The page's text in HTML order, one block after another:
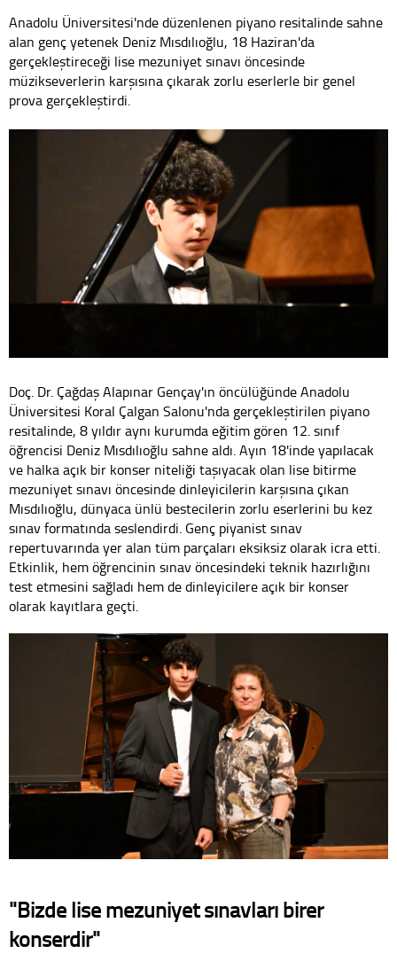
Anadolu Üniversitesi'nde düzenlenen piyano resitalinde sahne
alan genç yetenek Deniz Mısdılıoğlu, 18 Haziran'da
gerçekleştireceği lise mezuniyet sınavı öncesinde
müzikseverlerin karşısına çıkarak zorlu eserlerle bir genel
prova gerçekleştirdi.
Doç. Dr. Çağdaş Alapınar Gençay'ın öncülüğünde Anadolu
Üniversitesi Koral Çalgan Salonu'nda gerçekleştirilen piyano
resitalinde, 8 yıldır aynı kurumda eğitim gören 12. sınıf
öğrencisi Deniz Mısdılıoğlu sahne aldı. Ayın 18'inde yapılacak
ve halka açık bir konser niteliği taşıyacak olan lise bitirme
mezuniyet sınavı öncesinde dinleyicilerin karşısına çıkan
Mısdılıoğlu, dünyaca ünlü bestecilerin zorlu eserlerini bu kez
sınav formatında seslendirdi. Genç piyanist sınav
repertuvarında yer alan tüm parçaları eksiksiz olarak icra etti.
Etkinlik, hem öğrencinin sınav öncesindeki teknik hazırlığını
test etmesini sağladı hem de dinleyicilere açık bir konser
olarak kayıtlara geçti.
"Bizde lise mezuniyet sınavları birer
konserdir"